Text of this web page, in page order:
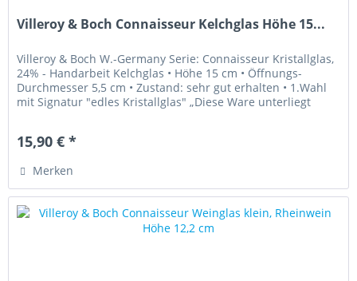
Villeroy & Boch Connaisseur Kelchglas Höhe 15...
Villeroy & Boch W.-Germany Serie: Connaisseur Kristallglas,
24% - Handarbeit Kelchglas • Höhe 15 cm • Öffnungs-
Durchmesser 5,5 cm • Zustand: sehr gut erhalten • 1.Wahl
mit Signatur "edles Kristallglas" „Diese Ware unterliegt
15,90 € *
Merken